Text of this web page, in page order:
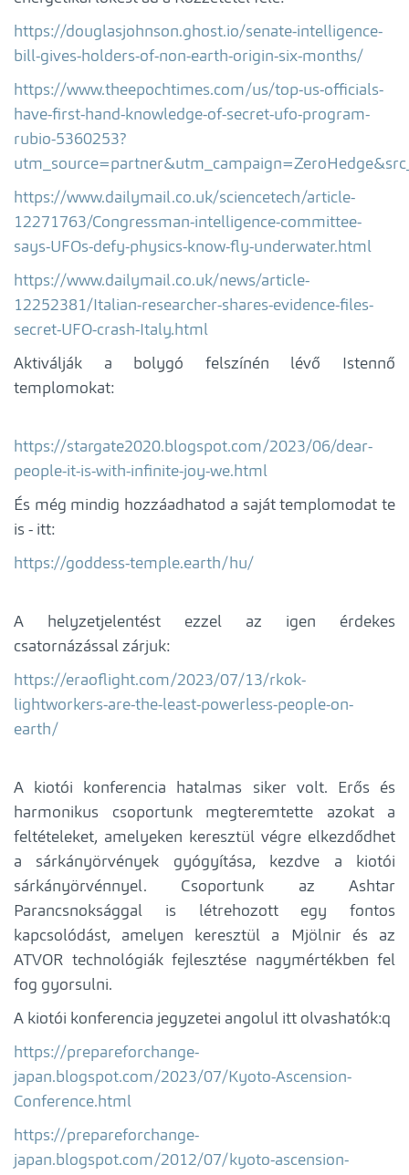
https://douglasjohnson.ghost.io/senate-intelligence-
bill-gives-holders-of-non-earth-origin-six-months/
https://www.theepochtimes.com/us/top-us-officials-
have-first-hand-knowledge-of-secret-ufo-program-
rubio-5360253?
https://www.dailymail.co.uk/sciencetech/article-
12271763/Congressman-intelligence-committee-
says-UFOs-defy-physics-know-fly-underwater.html
https://www.dailymail.co.uk/news/article-
12252381/Italian-researcher-shares-evidence-files-
secret-UFO-crash-Italy.html
Aktiválják a bolygó felszínén lévő Istennő
templomokat:
https://stargate2020.blogspot.com/2023/06/dear-
people-it-is-with-infinite-joy-we.html
És még mindig hozzáadhatod a saját templomodat te
is - itt:
https://goddess-temple.earth/hu/
A helyzetjelentést ezzel az igen érdekes
csatornázással zárjuk:
https://eraoflight.com/2023/07/13/rkok-
lightworkers-are-the-least-powerless-people-on-
earth/
A kiotói konferencia hatalmas siker volt. Erős és
harmonikus csoportunk megteremtette azokat a
feltételeket, amelyeken keresztül végre elkezdődhet
a sárkányörvények gyógyítása, kezdve a kiotói
sárkányörvénnyel. Csoportunk az Ashtar
Parancsnoksággal is létrehozott egy fontos
kapcsolódást, amelyen keresztül a Mjölnir és az
ATVOR technológiák fejlesztése nagymértékben fel
fog gyorsulni.
A kiotói konferencia jegyzetei angolul itt olvashatók:q
https://prepareforchange-
japan.blogspot.com/2023/07/Kyoto-Ascension-
Conference.html
https://prepareforchange-
japan.blogspot.com/2012/07/kyoto-ascension-